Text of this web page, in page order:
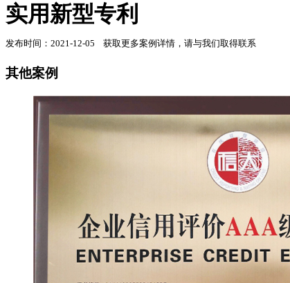
实用新型专利
发布时间：2021-12-05 获取更多案例详情，请与我们取得联系
其他案例